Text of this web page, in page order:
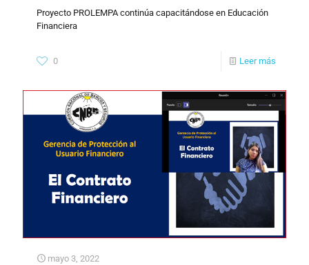
Proyecto PROLEMPA continúa capacitándose en Educación
Financiera
0 Leer más
mayo 3, 2022